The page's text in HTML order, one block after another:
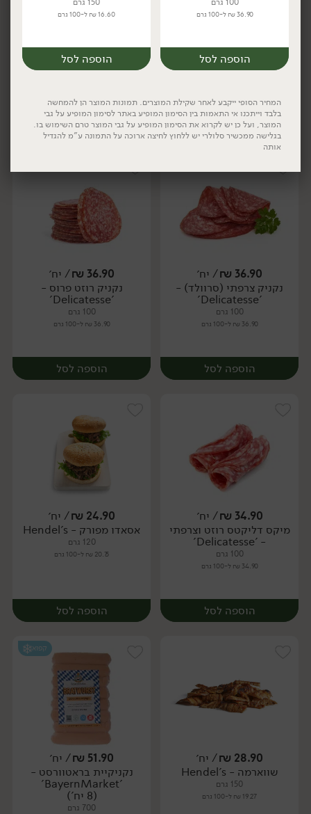
יח׳ יח׳
סלמי בקר מעושן בסגנון
איטלקי בציפוי פלפל גרוס- -
'Delicatesse'
הוספה לסל
יח׳
סלמי קרקובר -
'Delicatesse'
150 גרם
הוספה לסל
יח׳
36.90
₪/ יח׳
נקניק צרפתי (סרוולד) -
'Delicatesse'
100 גרם
36.90 ₪ ל-100 גרם
הוספה לסל
יח׳
36.90
₪/ יח׳
נקניק רוזט פרוס -
'Delicatesse'
100 גרם
36.90 ₪ ל-100 גרם
הוספה לסל
יח׳
34.90
₪/ יח׳
מיקס דליקטס רוזט וצרפתי
- 'Delicatesse'
100 גרם
34.90 ₪ ל-100 גרם
הוספה לסל
יח׳
24.90
₪/ יח׳
אסאדו מפורק - Hendel's
120 גרם
20.75 ₪ ל-100 גרם
הוספה לסל
יח׳
28.90
₪/ יח׳
שווארמה - Hendel's
150 גרם
19.27 ₪ ל-100 גרם
קפוא
51.90
₪/ יח׳
נקניקיית בראטוורסט -
'BayernMarket'
(8 יח')
700 גרם
100 גרם
36.90 ₪ ל-100 גרם
הוספה לסל
יח׳
150 גרם
16.60 ₪ ל-100 גרם
הוספה לסל
יח׳
המחיר הסופי ייקבע לאחר שקילת המוצרים. תמונות המוצר הן להמחשה
בלבד וייתכנו אי התאמות בין הסימון המופיע באתר לסימון המופיע על גבי
המוצר, ועל כן יש לקרוא את הסימון המופיע על גבי המוצר טרם השימוש בו.
בגלישה ממכשיר סלולרי יש ללחוץ לחיצה ארוכה על התמונה ע"מ להגדיל
אותה